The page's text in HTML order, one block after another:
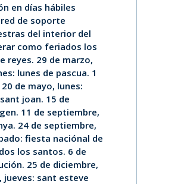
en días hábiles
de soporte
del interior del
como feriados los
reyes. 29 de marzo,
lunes de pascua. 1
de mayo, lunes:
joan. 15 de
11 de septiembre,
24 de septiembre,
fiesta naciónal de
los santos. 6 de
25 de diciembre,
jueves: sant esteve